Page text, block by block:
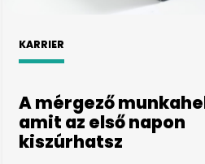
KARRIER
A mérgező
amit az első napon
kiszúrhatsz